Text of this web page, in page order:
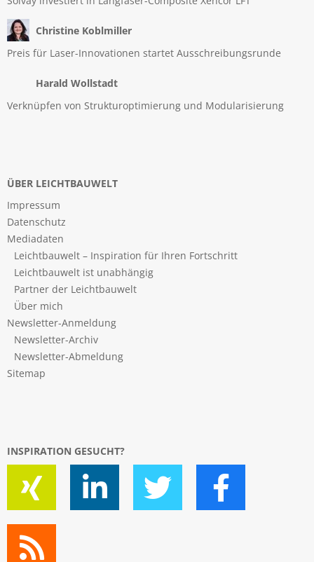
Christine Koblmiller
Preis für Laser-Innovationen startet Ausschreibungsrunde
Harald Wollstadt
Verknüpfen von Strukturoptimierung und Modularisierung
ÜBER LEICHTBAUWELT
Impressum
Datenschutz
Mediadaten
Leichtbauwelt – Inspiration für Ihren Fortschritt
Leichtbauwelt ist unabhängig
Partner der Leichtbauwelt
Über mich
Newsletter-Anmeldung
Newsletter-Archiv
Newsletter-Abmeldung
Sitemap
INSPIRATION GESUCHT?